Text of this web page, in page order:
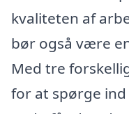
kvaliteten af
bør også være
Med tre
for at spørge